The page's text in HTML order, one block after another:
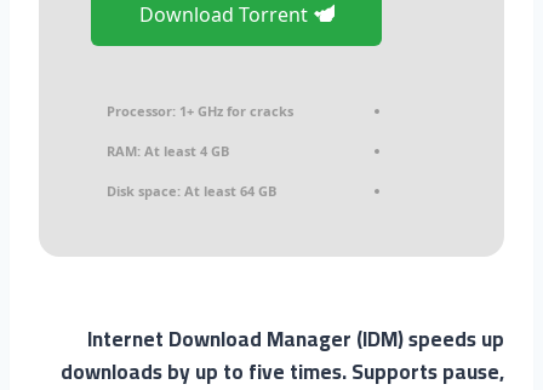
Download Torrent
Processor: 1+ GHz for cracks
RAM: At least 4 GB
Disk space: At least 64 GB
Internet Download Manager (IDM) speeds up
downloads by up to five times. Supports pause,